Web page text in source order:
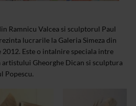
Ramnicu Valcea si sculptorul Paul
lucrarile la Galeria Simeza din
Este o intalnire speciala intre
Gheorghe Dican si sculptura
Popescu.